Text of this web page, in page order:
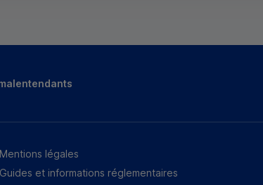
Mentions légales
Guides et informations réglementaires